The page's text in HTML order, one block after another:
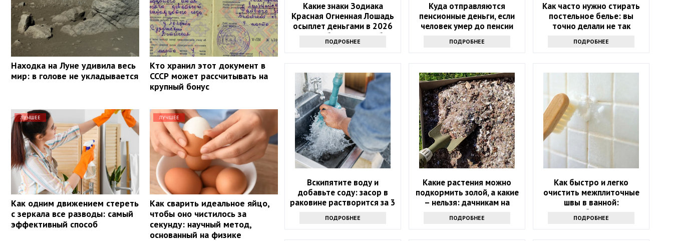
Находка на Луне удивила весь
мир: в голове не укладывается
Кто хранил этот документ в
СССР может рассчитывать на
крупный бонус
ЛУЧШЕЕ
Как одним движением стереть
с зеркала все разводы: самый
эффективный способ
ЛУЧШЕЕ
Как сварить идеальное яйцо,
чтобы оно чистилось за
секунду: научный метод,
основанный на физике
Какие знаки Зодиака
Красная Огненная Лошадь
осыплет деньгами в 2026
году: 4 баловня Судьбы
ПОДРОБНЕЕ
Куда отправляются
пенсионные деньги, если
человек умер до пенсии
ПОДРОБНЕЕ
Как часто нужно стирать
постельное белье: вы
точно делали не так
ПОДРОБНЕЕ
Вскипятите воду и
добавьте соду: засор в
раковине растворится за 3
ПОДРОБНЕЕ
Какие растения можно
подкормить золой, а какие
– нельзя: дачникам на
ПОДРОБНЕЕ
Как быстро и легко
очистить межплиточные
швы в ванной:
понадобится соль
ПОДРОБНЕЕ